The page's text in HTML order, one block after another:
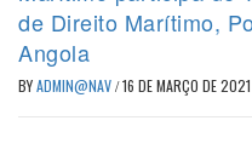
de Direito Marítimo,
Angola
BYADMIN@NAV/16 DE MARÇO DE 2021